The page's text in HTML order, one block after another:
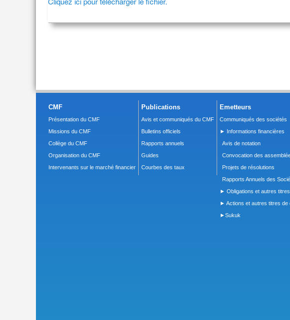
CMF
Présentation du CMF
Missions du CMF
Collège du CMF
Organisation du CMF
Intervenants sur le marché financier
Publications
Avis et communiqués du CMF
Bulletins officiels
Rapports annuels
Guides
Courbes des taux
Emetteurs
Communiqués des sociétés
► Informations financières
Avis de notation
Convocation des
Projets de résolutions
Rapports Annuels des
► Obligations et autres
► Actions et autres titres de
►Sukuk